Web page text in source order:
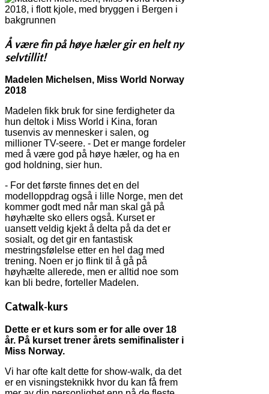
Å være fin på høye hæler gir en helt ny
selvtillit!
Madelen Michelsen, Miss World Norway
2018
Madelen fikk bruk for sine ferdigheter da
hun deltok i Miss World i Kina, foran
tusenvis av mennesker i salen, og
millioner TV-seere. - Det er mange fordeler
med å være god på høye hæler, og ha en
god holdning, sier hun.
- For det første finnes det en del
modelloppdrag også i lille Norge, men det
kommer godt med når man skal gå på
høyhælte sko ellers også. Kurset er
uansett veldig kjekt å delta på da det er
sosialt, og det gir en fantastisk
mestringsfølelse etter en hel dag med
trening. Noen er jo flink til å gå på
høyhælte allerede, men er alltid noe som
kan bli bedre, forteller Madelen.
Catwalk-kurs
Dette er et kurs som er for alle over 18
år. På kurset trener årets semifinalister i
Miss Norway.
Vi har ofte kalt dette for show-walk, da det
er en visningsteknikk hvor du kan få frem